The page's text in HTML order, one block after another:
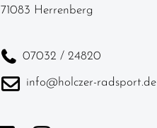
71083 Herrenberg
07032 / 24820
info@holczer-radsport.de